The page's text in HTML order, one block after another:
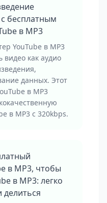
бесплатным
в MP3
YouTube в MP3
видео как аудио
данных. Этот
в MP3
в MP3 с 320kbps.
в MP3, чтобы
в MP3: легко
делиться